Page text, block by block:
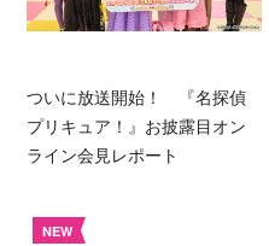
ついに放送開始！ 『名探偵
プリキュア！』お披露目オン
ライン会見レポート
NEW